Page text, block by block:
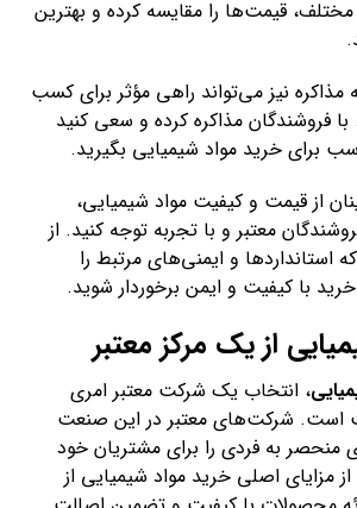
قیمت‌ها را مقایسه کرده و بهترین
نیز می‌تواند راهی مؤثر برای کسب
فروشندگان مذاکره کرده و سعی کنید
برای خرید مواد شیمیایی بگیرید.
از قیمت و کیفیت مواد شیمیایی،
معتبر و با تجربه توجه کنید. از
و ایمنی‌های مرتبط را
با کیفیت و ایمن برخوردار شوید.
از یک مرکز معتبر
، انتخاب یک شرکت معتبر امری
است. شرکت‌های معتبر در این صنعت
منحصر به فردی را برای مشتریان خود
مزایای اصلی خرید مواد شیمیایی از